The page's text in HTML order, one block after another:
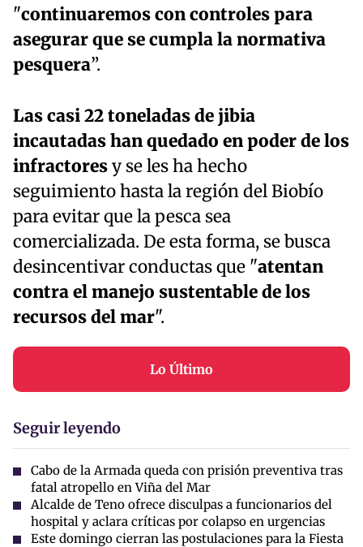
"continuaremos con controles para
asegurar que se cumpla la normativa
pesquera”.
Las casi 22 toneladas de jibia
incautadas han quedado en poder de los
infractoresy se les ha hecho
seguimiento hasta la región del Biobío
para evitar que la pesca sea
comercializada. De esta forma, se busca
desincentivar conductas que "atentan
contra el manejo sustentable de los
recursos del mar".
Lo Último
Seguir leyendo
Cabo de la Armada queda con prisión preventiva tras
fatal atropello en Viña del Mar
Alcalde de Teno ofrece disculpas a funcionarios del
hospital y aclara críticas por colapso en urgencias
Este domingo cierran las postulaciones para la Fiesta